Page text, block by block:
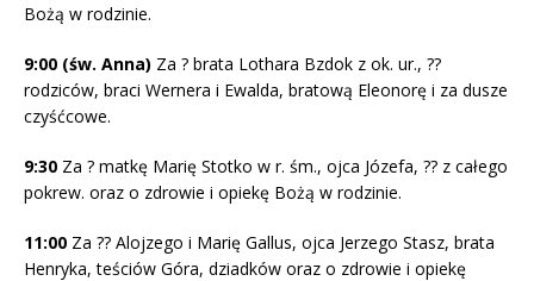
Bożą w rodzinie.
9:00 (św. Anna) Za ? brata Lothara Bzdok z ok. ur., ??
rodziców, braci Wernera i Ewalda, bratową Eleonorę i za dusze
czyśćcowe.
9:30 Za ? matkę Marię Stotko w r. śm., ojca Józefa, ?? z całego
pokrew. oraz o zdrowie i opiekę Bożą w rodzinie.
11:00 Za ?? Alojzego i Marię Gallus, ojca Jerzego Stasz, brata
Henryka, teściów Góra, dziadków oraz o zdrowie i opiekę